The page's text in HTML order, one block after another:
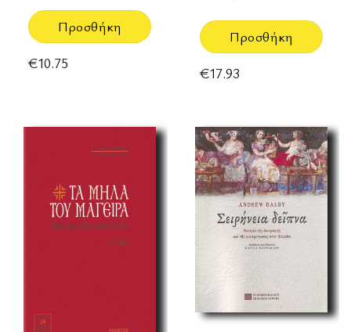
Προσθήκη
€10.75
Προσθήκη
€17.93